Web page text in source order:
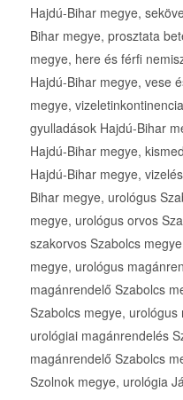
Hajdú-Bihar megye,
Bihar megye, prosztata
megye, here és férfi
Hajdú-Bihar megye, vese
megye,
gyulladások Hajdú-Bihar
Hajdú-Bihar megye,
Hajdú-Bihar megye,
Bihar megye, urológus
megye, urológus orvos
szakorvos Szabolcs
megye, urológus
magánrendelő Szabolcs
Szabolcs megye,
urológiai magánrendelés
magánrendelő Szabolcs
Szolnok megye, urológia